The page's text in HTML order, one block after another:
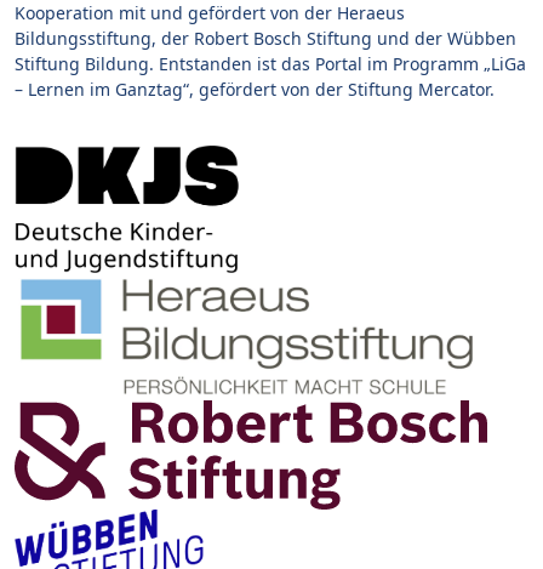
Kooperation mit und gefördert von der Heraeus
Bildungsstiftung, der Robert Bosch Stiftung und der Wübben
Stiftung Bildung. Entstanden ist das Portal im Programm „LiGa
– Lernen im Ganztag“, gefördert von der Stiftung Mercator.